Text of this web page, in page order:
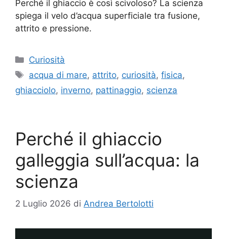
Perché il ghiaccio è così scivoloso? La scienza
spiega il velo d’acqua superficiale tra fusione,
attrito e pressione.
Categorie
Curiosità
Tag
acqua di mare, attrito, curiosità,fisica,
ghiacciolo, inverno, pattinaggio, scienza
Perché il ghiaccio
galleggia sull’acqua: la
scienza
2 Luglio 2026 di Andrea Bertolotti